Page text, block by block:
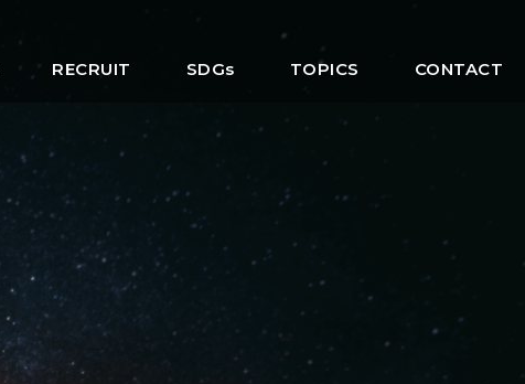
RECRUIT SDGs TOPICS CONTACT